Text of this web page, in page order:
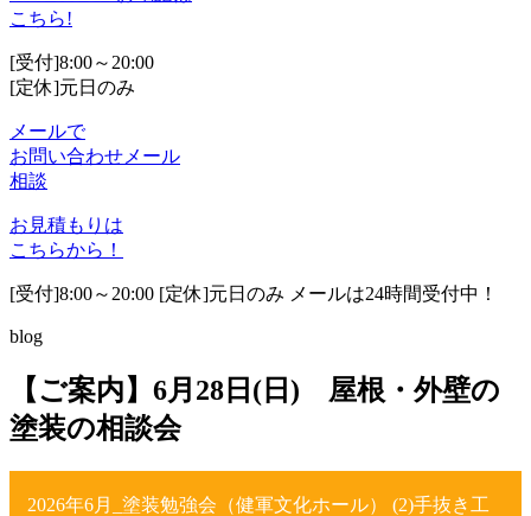
こちら!
[受付]8:00～20:00
[定休]元日のみ
メールで
お問い合わせ メール
相談
お見積もりは
こちらから！
[受付]8:00～20:00 [定休]元日のみ メールは24時間受付中！
blog
【ご案内】6月28日(日) 屋根・外壁の
塗装の相談会
2026年6月_塗装勉強会（健軍文化ホール） (2)手抜き工